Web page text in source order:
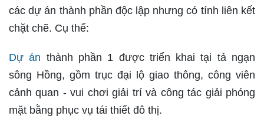
các dự án thành phần độc lập nhưng có tính liên kết
chặt chẽ. Cụ thể:
Dự án thành phần 1 được triển khai tại tả ngạn
sông Hồng, gồm trục đại lộ giao thông, công viên
cảnh quan - vui chơi giải trí và công tác giải phóng
mặt bằng phục vụ tái thiết đô thị.